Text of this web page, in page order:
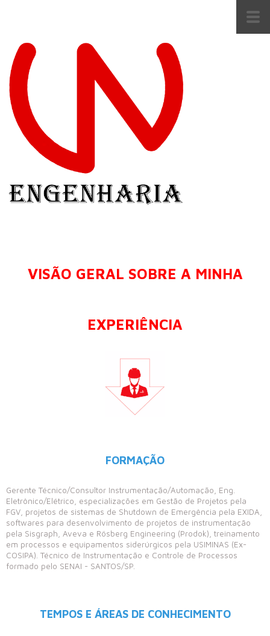
VISÃO GERAL SOBRE A MINHA
EXPERIÊNCIA
FORMAÇÃO
Gerente Técnico/Consultor Instrumentação/Automação, Eng.
Eletrônico/Elétrico, especializações em Gestão de Projetos pela
FGV, projetos de sistemas de Shutdown de Emergência pela EXIDA,
softwares para desenvolvimento de projetos de instrumentação
pela Sisgraph, Aveva e Rösberg Engineering (Prodok), treinamento
em processos e equipamentos siderúrgicos pela USIMINAS (Ex-
COSIPA). Técnico de Instrumentação e Controle de Processos
formado pelo SENAI - SANTOS/SP.
TEMPOS E ÁREAS DE CONHECIMENTO